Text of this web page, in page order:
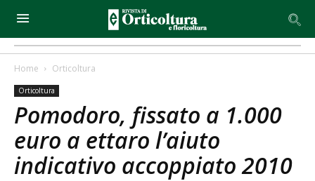
Home Orticoltura
Orticoltura
Pomodoro, fissato a 1.000
euro a ettaro l’aiuto
indicativo accoppiato 2010